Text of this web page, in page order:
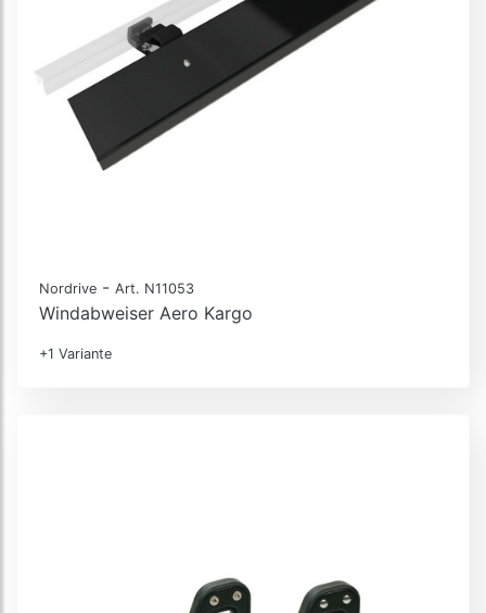
Nordrive - Art. N11053
Windabweiser Aero Kargo
+1 Variante